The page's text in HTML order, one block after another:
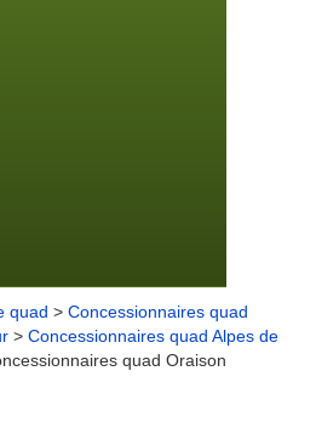
quad > Concessionnaires quad
> Concessionnaires quad Alpes de
quad Oraison